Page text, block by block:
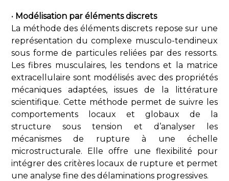
• Modélisation par éléments discrets
La méthode des éléments discrets repose sur une
représentation du complexe musculo-tendineux
sous forme de particules reliées par des ressorts.
Les fibres musculaires, les tendons et la matrice
extracellulaire sont modélisés avec des propriétés
mécaniques adaptées, issues de la littérature
scientifique. Cette méthode permet de suivre les
comportements locaux et globaux de la
structure sous tension et d’analyser les
mécanismes de rupture à une échelle
microstructurale. Elle offre une flexibilité pour
intégrer des critères locaux de rupture et permet
une analyse fine des délaminations progressives.